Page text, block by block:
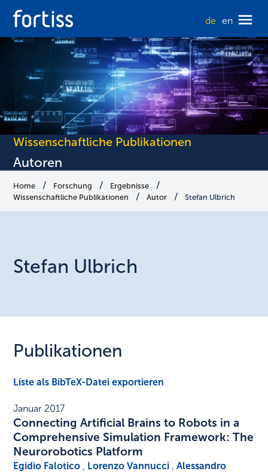
de en
Wissenschaftliche Publikationen
Autoren
Home Forschung
Ergebnisse
Wissenschaftliche Publikationen
Autor Stefan Ulbrich
Stefan Ulbrich
Publikationen
Liste als BibTeX-Datei exportieren
Januar 2017
Connecting Artificial Brains to Robots in a
Comprehensive Simulation Framework: The
Neurorobotics Platform
Egidio Falotico , Lorenzo Vannucci ,Alessandro